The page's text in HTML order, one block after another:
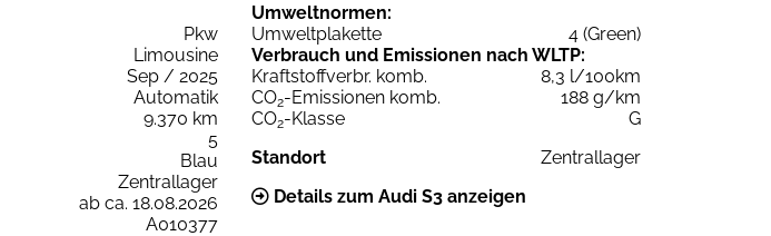
Pkw
Limousine
Sep / 2025
Automatik
9.370 km
5
Blau
Zentrallager
ab ca. 18.08.2026
A010377
Umweltnormen:
Umweltplakette
4 (Green)
Verbrauch und Emissionen nach WLTP:
Kraftstoffverbr. komb.
8,3 l/100km
CO2-Emissionen komb.
188 g/km
CO2-Klasse
G
Standort
Zentrallager
Details zum Audi S3 anzeigen